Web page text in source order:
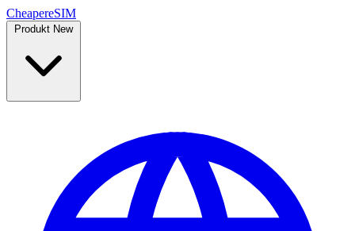
CheapereSIM
Produkt New